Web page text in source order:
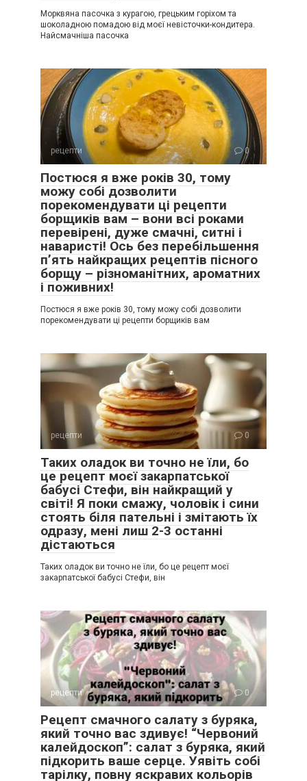
Морквяна пасочка з курагою, грецьким горіхом та
шоколадною помадою від моєї невісточки-кондитера.
Найсмачніша пасочка
рецепти 0
Постюся я вже років 30, тому
можу собі дозволити
порекомендувати ці рецепти
борщиків вам – вони всі роками
перевірені, дуже смачні, ситні і
наваристі! Ось без перебільшення
п’ять найкращих рецептів пісного
борщу – різноманітних, ароматних
і поживних!
Постюся я вже років 30, тому можу собі дозволити
порекомендувати ці рецепти борщиків вам
рецепти 0
Таких оладок ви точно не їли, бо
це рецепт моєї закарпатської
бабусі Стефи, він найкращий у
світі! Я поки смажу, чоловік і сини
стоять біля пательні і змітають їх
одразу, мені лиш 2-3 останні
дістаються
Таких оладок ви точно не їли, бо це рецепт моєї
закарпатської бабусі Стефи, він
рецепти 0
Рецепт смачного салату з буряка,
який точно вас здивує! “Червоний
калейдоскоп”: салат з буряка, який
підкорить ваше серце. Уявіть собі
тарілку, повну яскравих кольорів